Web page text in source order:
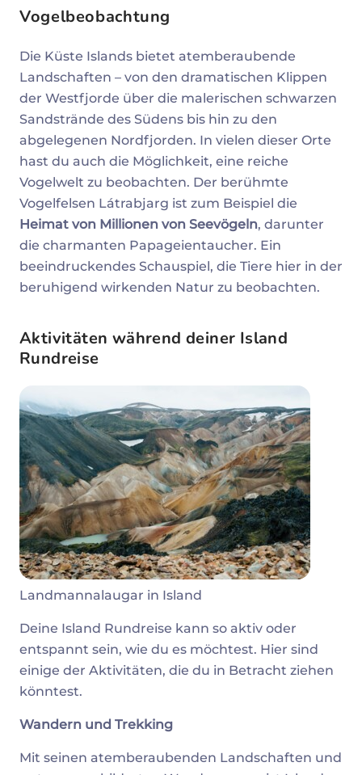
Vogelbeobachtung
Die Küste Islands bietet atemberaubende
Landschaften – von den dramatischen Klippen
der Westfjorde über die malerischen schwarzen
Sandstrände des Südens bis hin zu den
abgelegenen Nordfjorden. In vielen dieser Orte
hast du auch die Möglichkeit, eine reiche
Vogelwelt zu beobachten. Der berühmte
Vogelfelsen Látrabjarg ist zum Beispiel die
Heimat von Millionen von Seevögeln, darunter
die charmanten Papageientaucher. Ein
beeindruckendes Schauspiel, die Tiere hier in der
beruhigend wirkenden Natur zu beobachten.
Aktivitäten während deiner Island
Rundreise
Landmannalaugar in Island
Deine Island Rundreise kann so aktiv oder
entspannt sein, wie du es möchtest. Hier sind
einige der Aktivitäten, die du in Betracht ziehen
könntest.
Wandern und Trekking
Mit seinen atemberaubenden Landschaften und